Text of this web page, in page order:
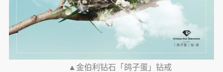
▲金伯利钻石「鸽子蛋」钻戒